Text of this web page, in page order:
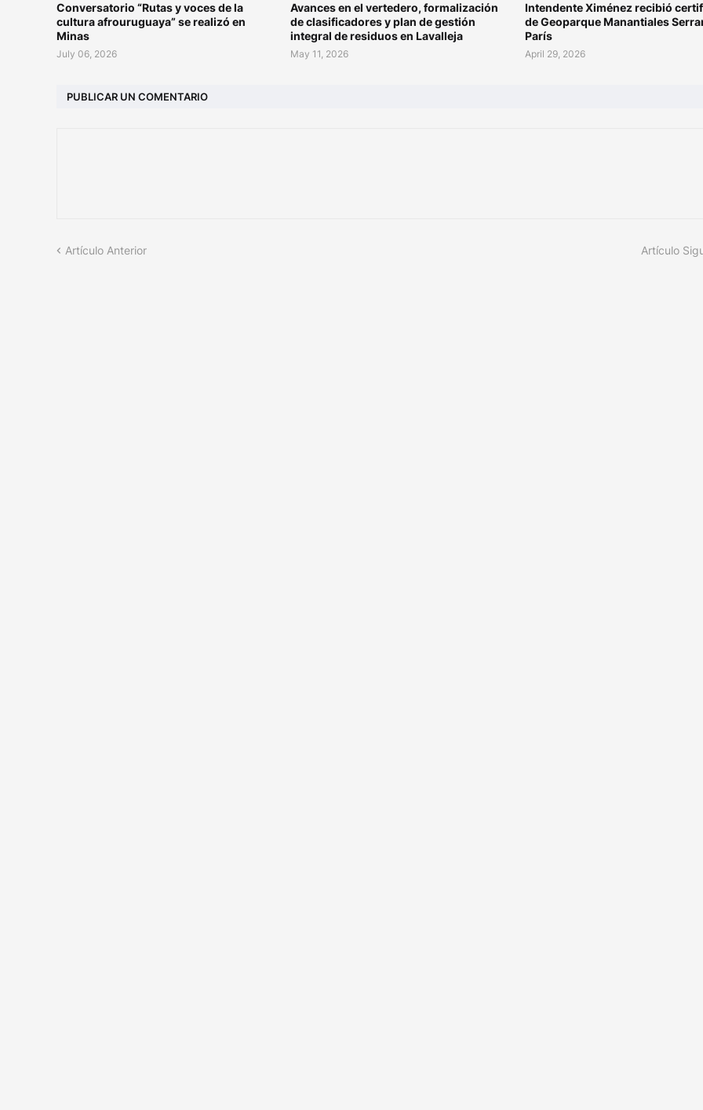
Conversatorio “Rutas y voces de la
cultura afrouruguaya” se realizó en
Minas
July 06, 2026
Avances en el vertedero, formalización
de clasificadores y plan de gestión
integral de residuos en Lavalleja
May 11, 2026
Intendente Ximénez recibió
de Geoparque Manantiales
París
April 29, 2026
PUBLICAR UN COMENTARIO
Artículo Anterior Artículo